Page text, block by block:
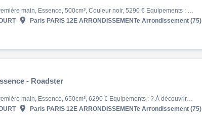
Z, 02/2026, 543 km, Première main, Essence, 500cm³, Couleur noir, 5290 € Equipements : ? À découvrir chez Honda Folie Mericourt : cette superbe Kawasaki Z 500 SE , disponible à crédit ou au comptant ! ? Exemple de financement personnalisé : Avec un apport de 1000 EUR, repartez a…
 Paris PARIS 12E ARRONDISSEMENTe Arrondissement (75)
- Roadster
Z, 04/2026, 359 km, Première main, Essence, 650cm³, 6290 € Equipements : ? À découvrir chez Kawasaki Folie Mericourt : cette superbe Kawasaki Z 650 S 2026, disponible à crédit ou au comptant ! ? Exemple de financement personnalisé : Avec un apport de 1600 EUR, repartez au guidon…
 Paris PARIS 12E ARRONDISSEMENTe Arrondissement (75)